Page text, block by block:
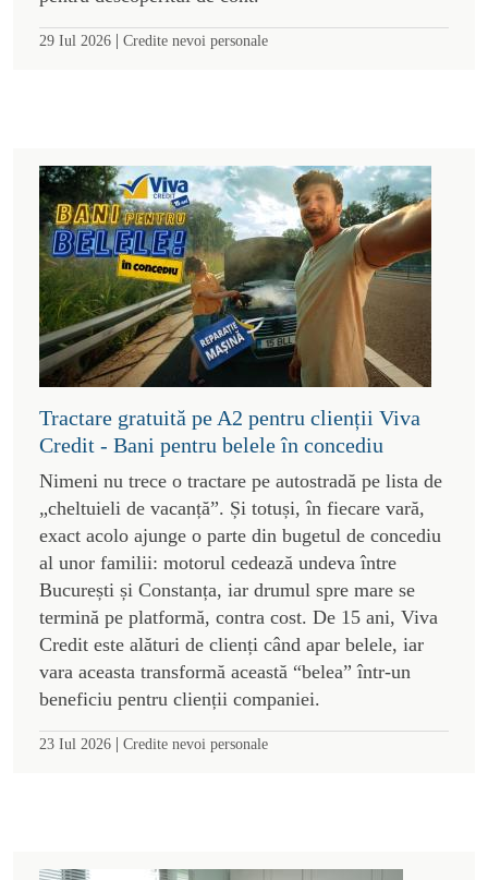
29 Iul 2026 | Credite nevoi personale
Tractare gratuită pe A2 pentru clienții Viva
Credit - Bani pentru belele în concediu
Nimeni nu trece o tractare pe autostradă pe lista de
„cheltuieli de vacanță”. Și totuși, în fiecare vară,
exact acolo ajunge o parte din bugetul de concediu
al unor familii: motorul cedează undeva între
București și Constanța, iar drumul spre mare se
termină pe platformă, contra cost. De 15 ani, Viva
Credit este alături de clienți când apar belele, iar
vara aceasta transformă această “belea” într-un
beneficiu pentru clienții companiei.
23 Iul 2026 | Credite nevoi personale